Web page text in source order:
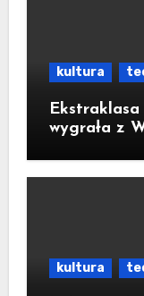
kultura
Ekstraklasa
wygrała z
kultura